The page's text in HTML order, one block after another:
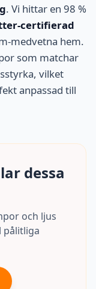
. Vi hittar en 98 %
certifierad
medvetna hem.
som matchar
vilket
anpassad till
dessa
och ljus
pålitliga